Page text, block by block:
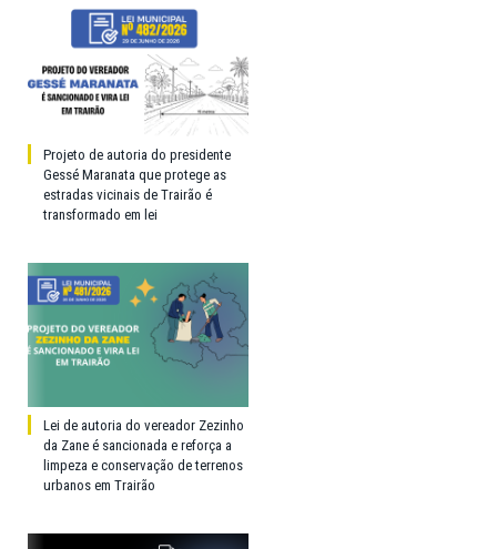
Projeto de autoria do presidente
Gessé Maranata que protege as
estradas vicinais de Trairão é
transformado em lei
Lei de autoria do vereador Zezinho
da Zane é sancionada e reforça a
limpeza e conservação de terrenos
urbanos em Trairão